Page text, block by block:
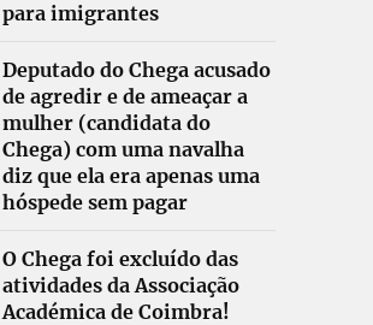
para imigrantes
Deputado do Chega acusado
de agredir e de ameaçar a
mulher (candidata do
Chega) com uma navalha
diz que ela era apenas uma
hóspede sem pagar
O Chega foi excluído das
atividades da Associação
Académica de Coimbra!